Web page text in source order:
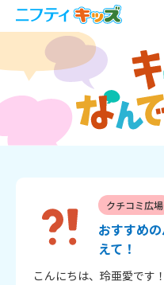
クチコミ広場
おすすめ
えて！
こんにちは、玲亜愛です！